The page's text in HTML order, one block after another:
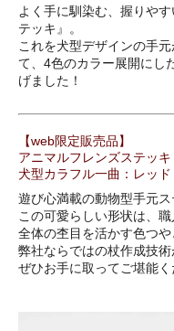
よく手に馴染む、握りや
テッキ』。
これを犬型デザインの手
て、4色のカラー展開にし
げました！
【web限定販売品】
アニマルフレンズステッキ
犬型カラフル一曲：レッド
遊び心満載の動物型手元ス
この可愛らしい形状は、職
全体の杢目を活かす色つ
弊社ならではの杖作成技術
ぜひお手に取ってご堪能く